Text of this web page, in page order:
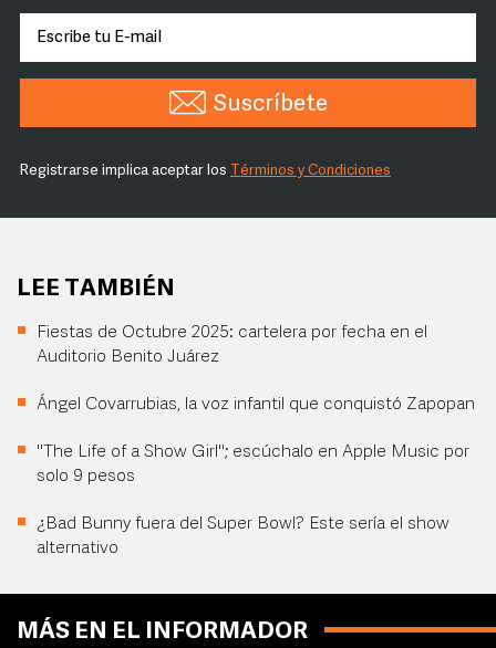
Suscríbete
Registrarse implica aceptar los Términos y Condiciones
LEE TAMBIÉN
Fiestas de Octubre 2025: cartelera por fecha en el
Auditorio Benito Juárez
Ángel Covarrubias, la voz infantil que conquistó Zapopan
"The Life of a Show Girl"; escúchalo en Apple Music por
solo 9 pesos
¿Bad Bunny fuera del Super Bowl? Este sería el show
alternativo
MÁS EN EL INFORMADOR